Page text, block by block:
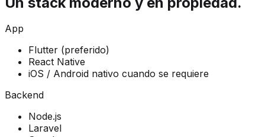
App
Flutter (preferido)
React Native
iOS / Android nativo cuando se requiere
Backend
Node.js
Laravel